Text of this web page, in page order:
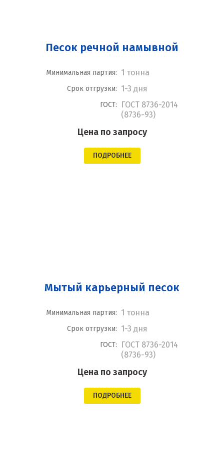
Песок речной намывной
Минимальная партия: 1 тонна
Срок отгрузки: 1-3 дня
ГОСТ:
ГОСТ 8736-2014
(8736-93)
Цена по запросу
ПОДРОБНЕЕ
Мытый карьерный песок
Минимальная партия: 1 тонна
Срок отгрузки: 1-3 дня
ГОСТ:
ГОСТ 8736-2014
(8736-93)
Цена по запросу
ПОДРОБНЕЕ